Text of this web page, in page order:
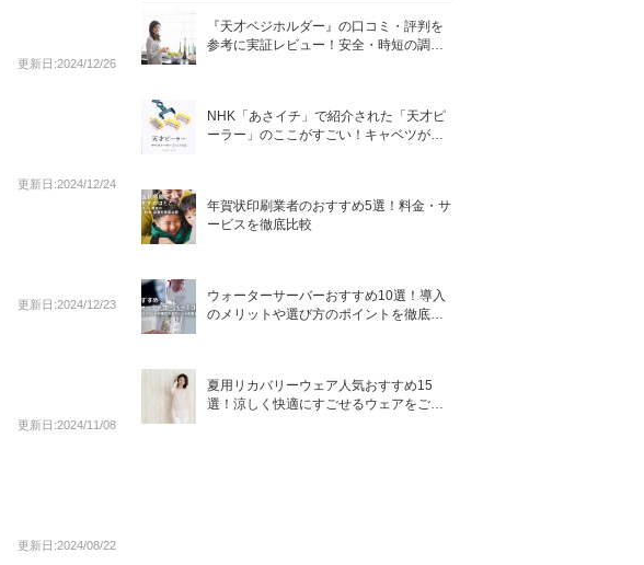
更新日:2024/12/26
更新日:2024/12/24
更新日:2024/12/23
更新日:2024/11/08
更新日:2024/08/22
『天才ベジホルダー』の口コミ・評判を
参考に実証レビュー！安全・時短の調理
NHK「あさイチ」で紹介された「天才ピ
ーラー」のここがすごい！キャベツがほ
年賀状印刷業者のおすすめ5選！料金・サ
ービスを徹底比較
ウォーターサーバーおすすめ10選！導入
のメリットや選び方のポイントを徹底解
夏用リカバリーウェア人気おすすめ15
選！涼しく快適にすごせるウェアをご紹